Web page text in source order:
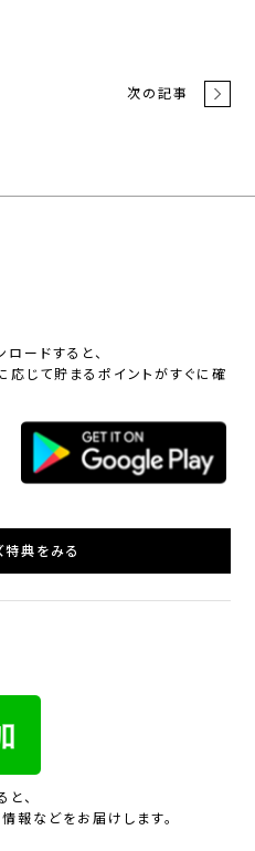
次の記事
ードすると、
じて貯まるポイントがすぐに確
特典をみる
、
報などをお届けします。